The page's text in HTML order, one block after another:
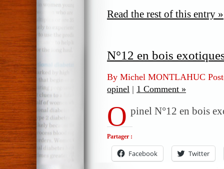
Read the rest of this entry »
N°12 en bois
By Michel MONTLAHUC
opinel | 1 Comment »
O pinel N°12 en bois
Partager :
Facebook Twitter